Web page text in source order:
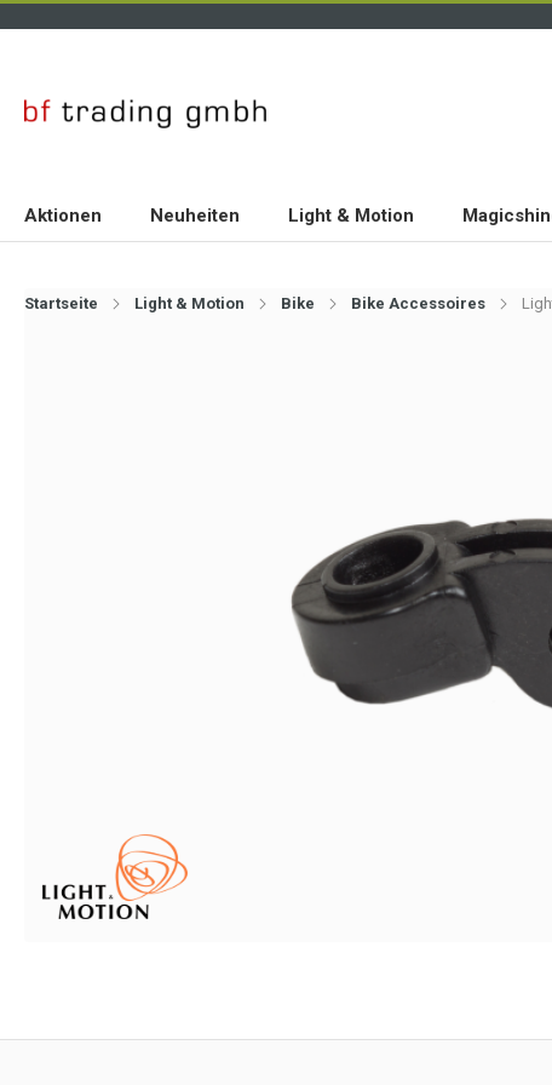
Aktionen Neuheiten Light & Motion
Startseite Light & Motion Bike Bike Accessoires